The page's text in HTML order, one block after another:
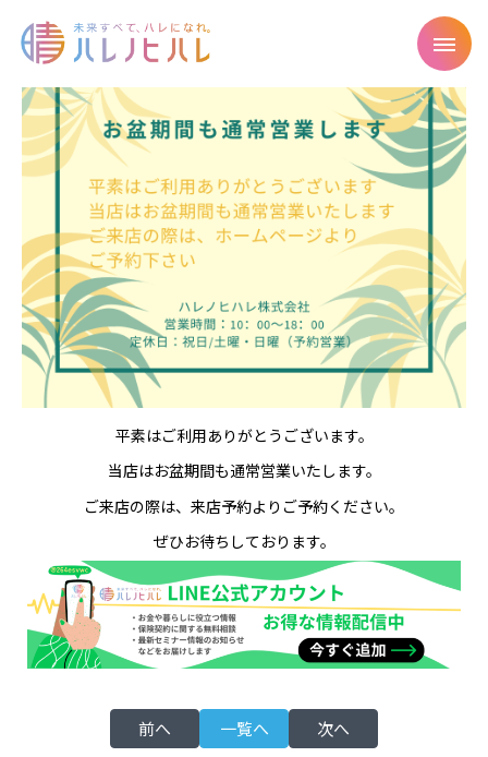
平素はご利用ありがとうございます。
当店はお盆期間も通常営業いたします。
ご来店の際は、来店予約よりご予約ください。
ぜひお待ちしております。
前へ 一覧へ 次へ